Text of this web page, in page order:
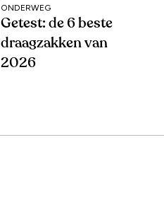
ONDERWEG
Getest: de 6 beste
draagzakken van
2026